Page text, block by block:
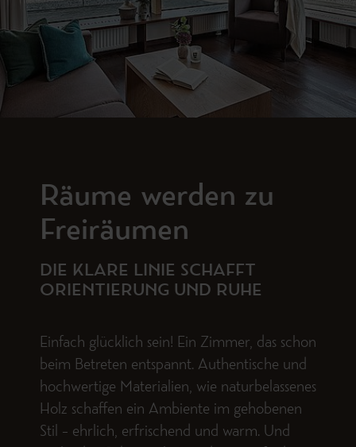
Räume werden zu
Freiräumen
DIE KLARE LINIE SCHAFFT
ORIENTIERUNG UND RUHE
Einfach glücklich sein! Ein Zimmer, das schon
beim Betreten entspannt. Authentische und
hochwertige Materialien, wie naturbelassenes
Holz schaffen ein Ambiente im gehobenen
Stil – ehrlich, erfrischend und warm. Und